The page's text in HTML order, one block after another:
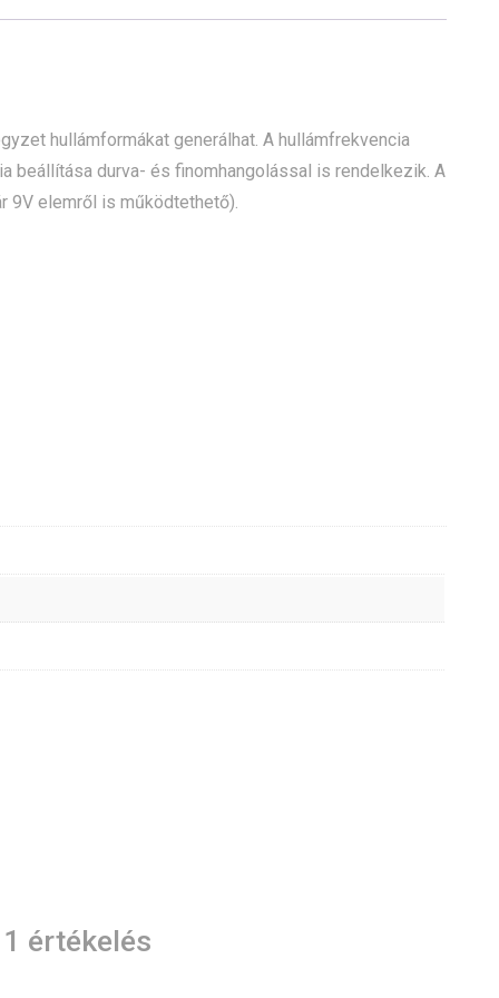
hullámformákat generálhat. A hullámfrekvencia
beállítása durva- és finomhangolással is rendelkezik. A
9V elemről is működtethető).
értékelés